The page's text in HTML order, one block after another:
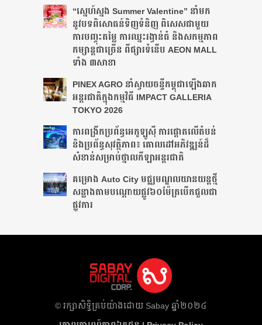
“ស្នេហ៍ស្នង Summer Valentine” នាំមក
នូវបទពិសោធន៍ទិញទំនិញ ពិសេសជាមួយ
ការបញ្ចុះតម្លៃ ការឈ្នះរង្វាន់ធំ និងសកម្មភាព
កម្សាន្តជាច្រើន ពីផ្សារទំនើប AEON MALL
ទាំង ៣សាខា
PINEX AGRO នាំ​ស្វាយចន្ទី​កម្ពុជា​ឡើង​ឆាក​
អន្តរជាតិ​​ក្នុង​កម្មវិធី​ IMPACT GALLERIA
TOKYO 2026
ការពង្រីកប្រព័ន្ធអេកូឡូស៊ី ការផ្តោតលើតំបន់
និងប្រព័ន្ធសុវត្ថិភាព៖ គោលដៅអភិវឌ្ឍន៍ដ៏
សំខាន់សម្រាប់ថ្នាលកីឡាអន្តរជាតិ
គម្រោង Auto City មជ្ឈមណ្ឌលយានយន្តថ្មី
សន្លាង​តាមបណ្តោយផ្លូវ​​៦០ម៉ែត្រ​បើកជួលជា
ផ្លូវការ
​© រក្សា​សិទ្ធិ​គ្រប់​យ៉ាង​ដោយ​ Sabay ឆ្នាំ​២០២៤